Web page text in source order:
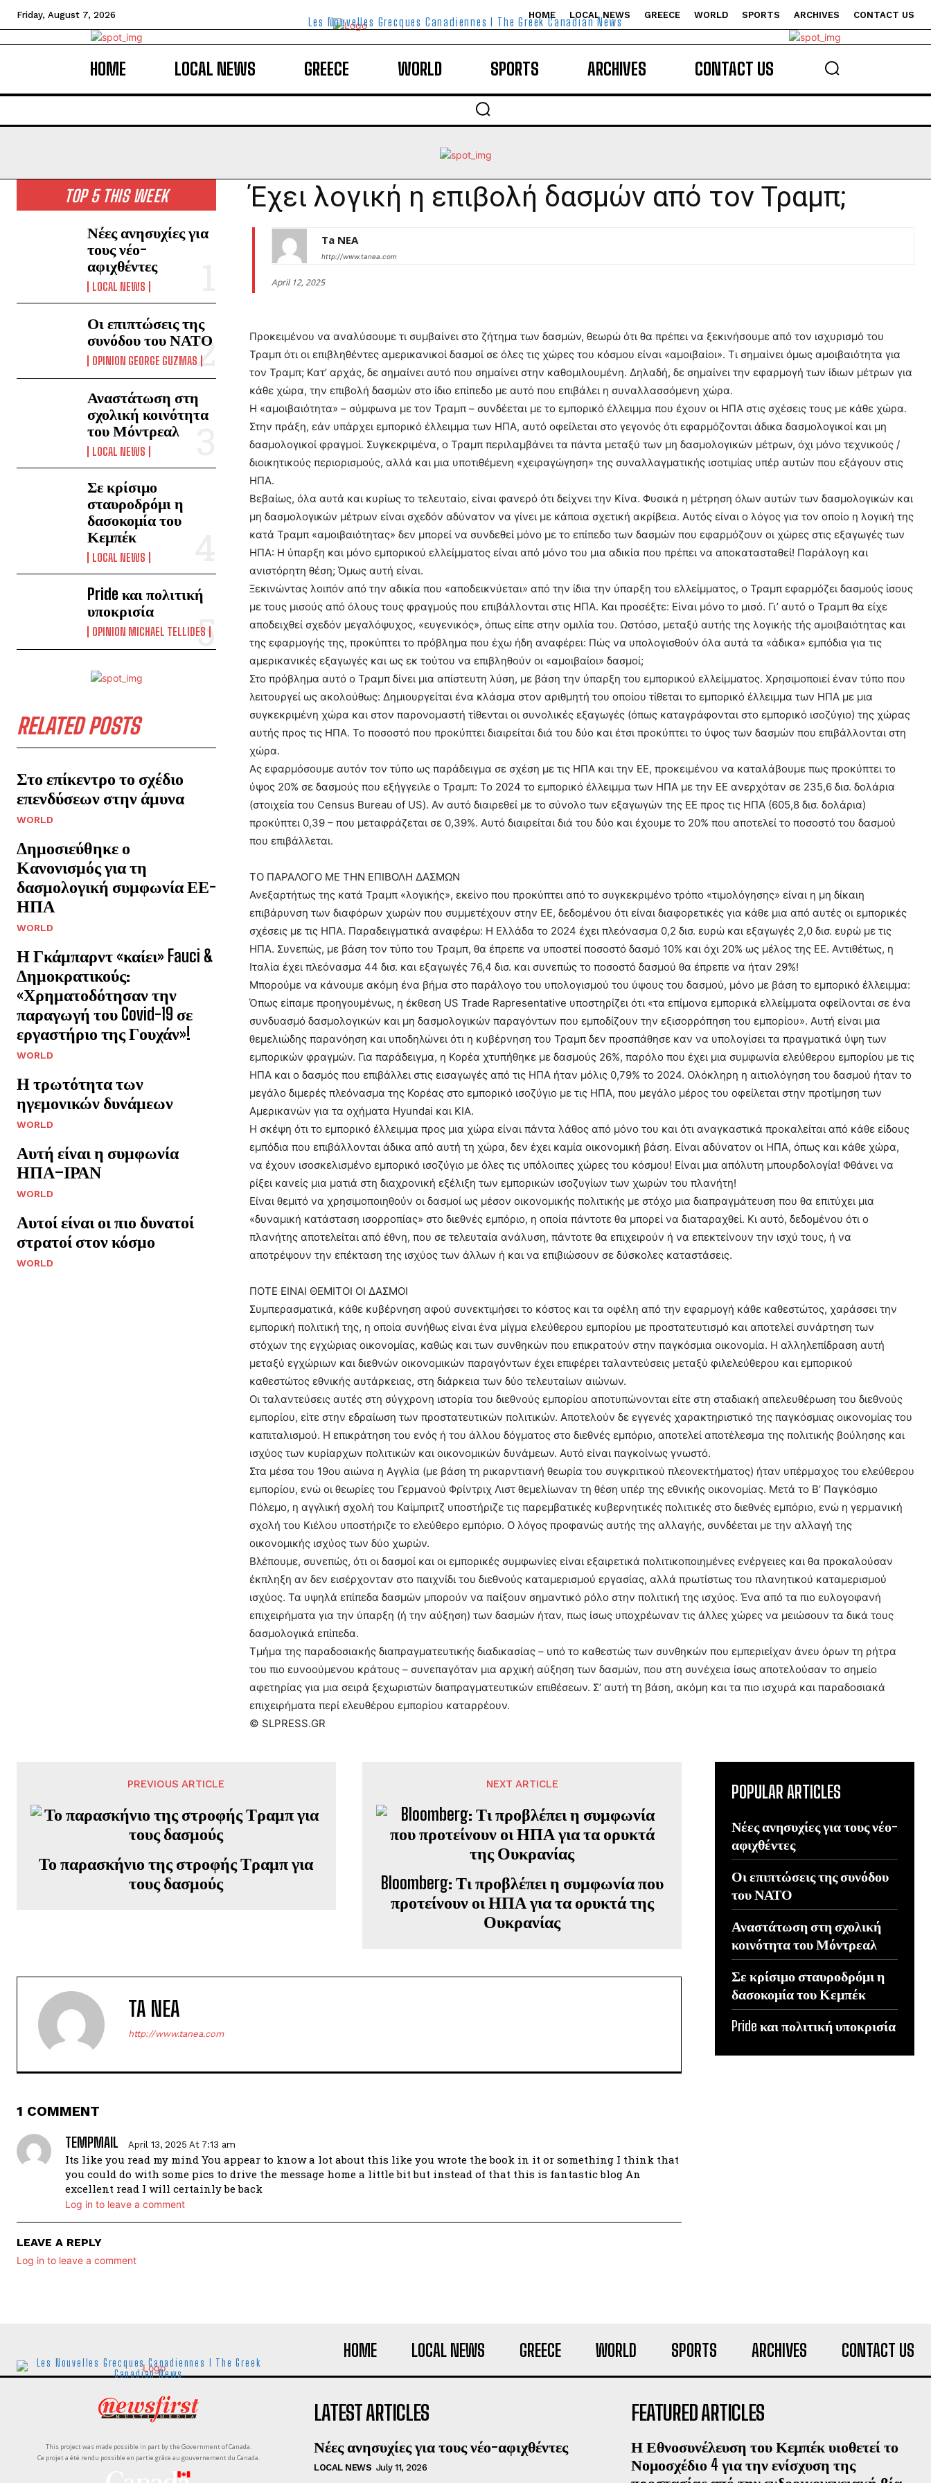
Friday, August 7, 2026 HOME LOCAL NEWS GREECE WORLD SPORTS ARCHIVES CONTACT US
Les Nouvelles Grecques Canadiennes I The Greek Canadian News
HOME LOCAL NEWS GREECE WORLD SPORTS ARCHIVES CONTACT US
TOP 5 THIS WEEK
Νέες ανησυχίες για
τους νέο-
αφιχθέντες
LOCAL NEWS
Οι επιπτώσεις της
συνόδου του ΝΑΤΟ
OPINION GEORGE GUZMAS
Αναστάτωση στη
σχολική κοινότητα
του Μόντρεαλ
LOCAL NEWS
Σε κρίσιμο
σταυροδρόμι η
δασοκομία του
Κεμπέκ
LOCAL NEWS
Pride και πολιτική
υποκρισία
OPINION MICHAEL TELLIDES
RELATED POSTS
Στο επίκεντρο το σχέδιο
επενδύσεων στην άμυνα
WORLD
Δημοσιεύθηκε ο
Κανονισμός για τη
δασμολογική συμφωνία ΕΕ-
ΗΠΑ
WORLD
Η Γκάμπαρντ «καίει» Fauci &
Δημοκρατικούς:
«Χρηματοδότησαν την
παραγωγή του Covid-19 σε
εργαστήριο της Γουχάν»!
WORLD
Η τρωτότητα των
ηγεμονικών δυνάμεων
WORLD
Αυτή είναι η συμφωνία
ΗΠΑ–ΙΡΑΝ
WORLD
Αυτοί είναι οι πιο δυνατοί
στρατοί στον κόσμο
WORLD
Έχει λογική η επιβολή δασμών από τον Τραμπ;
Ta NEA
http://www.tanea.com
April 12, 2025
Προκειμένου να αναλύσουμε τι συμβαίνει στο ζήτημα των δασμών, θεωρώ ότι θα πρέπει να ξεκινήσουμε από τον ισχυρισμό του
Τραμπ ότι οι επιβληθέντες αμερικανικοί δασμοί σε όλες τις χώρες του κόσμου είναι «αμοιβαίοι». Τι σημαίνει όμως αμοιβαιότητα για
τον Τραμπ; Κατ’ αρχάς, δε σημαίνει αυτό που σημαίνει στην καθομιλουμένη. Δηλαδή, δε σημαίνει την εφαρμογή των ίδιων μέτρων για
κάθε χώρα, την επιβολή δασμών στο ίδιο επίπεδο με αυτό που επιβάλει η συναλλασσόμενη χώρα.
Η «αμοιβαιότητα» – σύμφωνα με τον Τραμπ – συνδέεται με το εμπορικό έλλειμμα που έχουν οι ΗΠΑ στις σχέσεις τους με κάθε χώρα.
Στην πράξη, εάν υπάρχει εμπορικό έλλειμμα των ΗΠΑ, αυτό οφείλεται στο γεγονός ότι εφαρμόζονται άδικα δασμολογικοί και μη
δασμολογικοί φραγμοί. Συγκεκριμένα, ο Τραμπ περιλαμβάνει τα πάντα μεταξύ των μη δασμολογικών μέτρων, όχι μόνο τεχνικούς /
διοικητικούς περιορισμούς, αλλά και μια υποτιθέμενη «χειραγώγηση» της συναλλαγματικής ισοτιμίας υπέρ αυτών που εξάγουν στις
ΗΠΑ.
Βεβαίως, όλα αυτά και κυρίως το τελευταίο, είναι φανερό ότι δείχνει την Κίνα. Φυσικά η μέτρηση όλων αυτών των δασμολογικών και
μη δασμολογικών μέτρων είναι σχεδόν αδύνατον να γίνει με κάποια σχετική ακρίβεια. Αυτός είναι ο λόγος για τον οποίο η λογική της
κατά Τραμπ «αμοιβαιότητας» δεν μπορεί να συνδεθεί μόνο με το επίπεδο των δασμών που εφαρμόζουν οι χώρες στις εξαγωγές των
ΗΠΑ: Η ύπαρξη και μόνο εμπορικού ελλείμματος είναι από μόνο του μια αδικία που πρέπει να αποκατασταθεί! Παράλογη και
ανιστόρητη θέση; Όμως αυτή είναι.
Ξεκινώντας λοιπόν από την αδικία που «αποδεικνύεται» από την ίδια την ύπαρξη του ελλείμματος, ο Τραμπ εφαρμόζει δασμούς ίσους
με τους μισούς από όλους τους φραγμούς που επιβάλλονται στις ΗΠΑ. Και προσέξτε: Είναι μόνο το μισό. Γι’ αυτό ο Τραμπ θα είχε
αποδειχθεί σχεδόν μεγαλόψυχος, «ευγενικός», όπως είπε στην ομιλία του. Ωστόσο, μεταξύ αυτής της λογικής τής αμοιβαιότητας και
της εφαρμογής της, προκύπτει το πρόβλημα που έχω ήδη αναφέρει: Πώς να υπολογισθούν όλα αυτά τα «άδικα» εμπόδια για τις
αμερικανικές εξαγωγές και ως εκ τούτου να επιβληθούν οι «αμοιβαίοι» δασμοί;
Στο πρόβλημα αυτό ο Τραμπ δίνει μια απίστευτη λύση, με βάση την ύπαρξη του εμπορικού ελλείμματος. Χρησιμοποιεί έναν τύπο που
λειτουργεί ως ακολούθως: Δημιουργείται ένα κλάσμα στον αριθμητή του οποίου τίθεται το εμπορικό έλλειμμα των ΗΠΑ με μια
συγκεκριμένη χώρα και στον παρονομαστή τίθενται οι συνολικές εξαγωγές (όπως καταγράφονται στο εμπορικό ισοζύγιο) της χώρας
αυτής προς τις ΗΠΑ. Το ποσοστό που προκύπτει διαιρείται διά του δύο και έτσι προκύπτει το ύψος των δασμών που επιβάλλονται στη
χώρα.
Ας εφαρμόσουμε αυτόν τον τύπο ως παράδειγμα σε σχέση με τις ΗΠΑ και την ΕΕ, προκειμένου να καταλάβουμε πως προκύπτει το
ύψος 20% σε δασμούς που εξήγγειλε ο Τραμπ: Το 2024 το εμπορικό έλλειμμα των ΗΠΑ με την ΕΕ ανερχόταν σε 235,6 δισ. δολάρια
(στοιχεία του Census Bureau of US). Αν αυτό διαιρεθεί με το σύνολο των εξαγωγών της ΕΕ προς τις ΗΠΑ (605,8 δισ. δολάρια)
προκύπτει 0,39 – που μεταφράζεται σε 0,39%. Αυτό διαιρείται διά του δύο και έχουμε το 20% που αποτελεί το ποσοστό του δασμού
που επιβάλλεται.
ΤΟ ΠΑΡΑΛΟΓΟ ΜΕ ΤΗΝ ΕΠΙΒΟΛΗ ΔΑΣΜΩΝ
Ανεξαρτήτως της κατά Τραμπ «λογικής», εκείνο που προκύπτει από το συγκεκριμένο τρόπο «τιμολόγησης» είναι η μη δίκαιη
επιβάρυνση των διαφόρων χωρών που συμμετέχουν στην ΕΕ, δεδομένου ότι είναι διαφορετικές για κάθε μια από αυτές οι εμπορικές
σχέσεις με τις ΗΠΑ. Παραδειγματικά αναφέρω: Η Ελλάδα το 2024 έχει πλεόνασμα 0,2 δισ. ευρώ και εξαγωγές 2,0 δισ. ευρώ με τις
ΗΠΑ. Συνεπώς, με βάση τον τύπο του Τραμπ, θα έπρεπε να υποστεί ποσοστό δασμό 10% και όχι 20% ως μέλος της ΕΕ. Αντιθέτως, η
Ιταλία έχει πλεόνασμα 44 δισ. και εξαγωγές 76,4 δισ. και συνεπώς το ποσοστό δασμού θα έπρεπε να ήταν 29%!
Μπορούμε να κάνουμε ακόμη ένα βήμα στο παράλογο του υπολογισμού του ύψους του δασμού, μόνο με βάση το εμπορικό έλλειμμα:
Όπως είπαμε προηγουμένως, η έκθεση US Trade Rapresentative υποστηρίζει ότι «τα επίμονα εμπορικά ελλείμματα οφείλονται σε ένα
συνδυασμό δασμολογικών και μη δασμολογικών παραγόντων που εμποδίζουν την εξισορρόπηση του εμπορίου». Αυτή είναι μια
θεμελιώδης παρανόηση και υποδηλώνει ότι η κυβέρνηση του Τραμπ δεν προσπάθησε καν να υπολογίσει τα πραγματικά ύψη των
εμπορικών φραγμών. Για παράδειγμα, η Κορέα χτυπήθηκε με δασμούς 26%, παρόλο που έχει μια συμφωνία ελεύθερου εμπορίου με τις
ΗΠΑ και ο δασμός που επιβάλλει στις εισαγωγές από τις ΗΠΑ ήταν μόλις 0,79% το 2024. Ολόκληρη η αιτιολόγηση του δασμού ήταν το
μεγάλο διμερές πλεόνασμα της Κορέας στο εμπορικό ισοζύγιο με τις ΗΠΑ, που μεγάλο μέρος του οφείλεται στην προτίμηση των
Αμερικανών για τα οχήματα Hyundai και KIA.
Η σκέψη ότι το εμπορικό έλλειμμα προς μια χώρα είναι πάντα λάθος από μόνο του και ότι αναγκαστικά προκαλείται από κάθε είδους
εμπόδια που επιβάλλονται άδικα από αυτή τη χώρα, δεν έχει καμία οικονομική βάση. Είναι αδύνατον οι ΗΠΑ, όπως και κάθε χώρα,
να έχουν ισοσκελισμένο εμπορικό ισοζύγιο με όλες τις υπόλοιπες χώρες του κόσμου! Είναι μια απόλυτη μπουρδολογία! Φθάνει να
ρίξει κανείς μια ματιά στη διαχρονική εξέλιξη των εμπορικών ισοζυγίων των χωρών του πλανήτη!
Είναι θεμιτό να χρησιμοποιηθούν οι δασμοί ως μέσον οικονομικής πολιτικής με στόχο μια διαπραγμάτευση που θα επιτύχει μια
«δυναμική κατάσταση ισορροπίας» στο διεθνές εμπόριο, η οποία πάντοτε θα μπορεί να διαταραχθεί. Κι αυτό, δεδομένου ότι ο
πλανήτης αποτελείται από έθνη, που σε τελευταία ανάλυση, πάντοτε θα επιχειρούν ή να επεκτείνουν την ισχύ τους, ή να
αποτρέψουν την επέκταση της ισχύος των άλλων ή και να επιβιώσουν σε δύσκολες καταστάσεις.
ΠΟΤΕ ΕΙΝΑΙ ΘΕΜΙΤΟΙ ΟΙ ΔΑΣΜΟΙ
Συμπερασματικά, κάθε κυβέρνηση αφού συνεκτιμήσει το κόστος και τα οφέλη από την εφαρμογή κάθε καθεστώτος, χαράσσει την
εμπορική πολιτική της, η οποία συνήθως είναι ένα μίγμα ελεύθερου εμπορίου με προστατευτισμό και αποτελεί συνάρτηση των
στόχων της εγχώριας οικονομίας, καθώς και των συνθηκών που επικρατούν στην παγκόσμια οικονομία. Η αλληλεπίδραση αυτή
μεταξύ εγχώριων και διεθνών οικονομικών παραγόντων έχει επιφέρει ταλαντεύσεις μεταξύ φιλελεύθερου και εμπορικού
καθεστώτος εθνικής αυτάρκειας, στη διάρκεια των δύο τελευταίων αιώνων.
Οι ταλαντεύσεις αυτές στη σύγχρονη ιστορία του διεθνούς εμπορίου αποτυπώνονται είτε στη σταδιακή απελευθέρωση του διεθνούς
εμπορίου, είτε στην εδραίωση των προστατευτικών πολιτικών. Αποτελούν δε εγγενές χαρακτηριστικό της παγκόσμιας οικονομίας του
καπιταλισμού. Η επικράτηση του ενός ή του άλλου δόγματος στο διεθνές εμπόριο, αποτελεί αποτέλεσμα της πολιτικής βούλησης και
ισχύος των κυρίαρχων πολιτικών και οικονομικών δυνάμεων. Αυτό είναι παγκοίνως γνωστό.
Στα μέσα του 19ου αιώνα η Αγγλία (με βάση τη ρικαρντιανή θεωρία του συγκριτικού πλεονεκτήματος) ήταν υπέρμαχος του ελεύθερου
εμπορίου, ενώ οι θεωρίες του Γερμανού Φρίντριχ Λιστ θεμελίωναν τη θέση υπέρ της εθνικής οικονομίας. Μετά το Β’ Παγκόσμιο
Πόλεμο, η αγγλική σχολή του Καίμπριτζ υποστήριζε τις παρεμβατικές κυβερνητικές πολιτικές στο διεθνές εμπόριο, ενώ η γερμανική
σχολή του Κιέλου υποστήριζε το ελεύθερο εμπόριο. Ο λόγος προφανώς αυτής της αλλαγής, συνδέεται με την αλλαγή της
οικονομικής ισχύος των δύο χωρών.
Βλέπουμε, συνεπώς, ότι οι δασμοί και οι εμπορικές συμφωνίες είναι εξαιρετικά πολιτικοποιημένες ενέργειες και θα προκαλούσαν
έκπληξη αν δεν εισέρχονταν στο παιχνίδι του διεθνούς καταμερισμού εργασίας, αλλά πρωτίστως του πλανητικού καταμερισμού
ισχύος. Τα υψηλά επίπεδα δασμών μπορούν να παίξουν σημαντικό ρόλο στην πολιτική της ισχύος. Ένα από τα πιο ευλογοφανή
επιχειρήματα για την ύπαρξη (ή την αύξηση) των δασμών ήταν, πως ίσως υποχρέωναν τις άλλες χώρες να μειώσουν τα δικά τους
δασμολογικά επίπεδα.
Τμήμα της παραδοσιακής διαπραγματευτικής διαδικασίας – υπό το καθεστώς των συνθηκών που εμπεριείχαν άνευ όρων τη ρήτρα
του πιο ευνοούμενου κράτους – συνεπαγόταν μια αρχική αύξηση των δασμών, που στη συνέχεια ίσως αποτελούσαν το σημείο
αφετηρίας για μια σειρά ξεχωριστών διαπραγματευτικών επιθέσεων. Σ’ αυτή τη βάση, ακόμη και τα πιο ισχυρά και παραδοσιακά
επιχειρήματα περί ελευθέρου εμπορίου καταρρέουν.
© SLPRESS.GR
PREVIOUS ARTICLE
Το παρασκήνιο της στροφής Τραμπ για
τους δασμούς
NEXT ARTICLE
Bloomberg: Τι προβλέπει η συμφωνία που
προτείνουν οι ΗΠΑ για τα ορυκτά της
Ουκρανίας
TA NEA
http://www.tanea.com
1 COMMENT
TEMPMAIL
April 13, 2025 At 7:13 am
Its like you read my mind You appear to know a lot about this like you wrote the book in it or something I think that
you could do with some pics to drive the message home a little bit but instead of that this is fantastic blog An
excellent read I will certainly be back
Log in to leave a comment
LEAVE A REPLY
Log in to leave a comment
POPULAR ARTICLES
Νέες ανησυχίες για τους νέο-
αφιχθέντες
Οι επιπτώσεις της συνόδου
του ΝΑΤΟ
Αναστάτωση στη σχολική
κοινότητα του Μόντρεαλ
Σε κρίσιμο σταυροδρόμι η
δασοκομία του Κεμπέκ
Pride και πολιτική υποκρισία
HOME LOCAL NEWS GREECE WORLD SPORTS ARCHIVES CONTACT US
Les Nouvelles Grecques Canadiennes I The Greek
Canadian News
This project was made possible in part by the Government of Canada.
Ce projet a été rendu possible en partie grâce au gouvernement du Canada.
LATEST ARTICLES
Νέες ανησυχίες για τους νέο-αφιχθέντες
LOCAL NEWS July 11, 2026
FEATURED ARTICLES
Η Εθνοσυνέλευση του Κεμπέκ υιοθετεί το
Νομοσχέδιο 4 για την ενίσχυση της